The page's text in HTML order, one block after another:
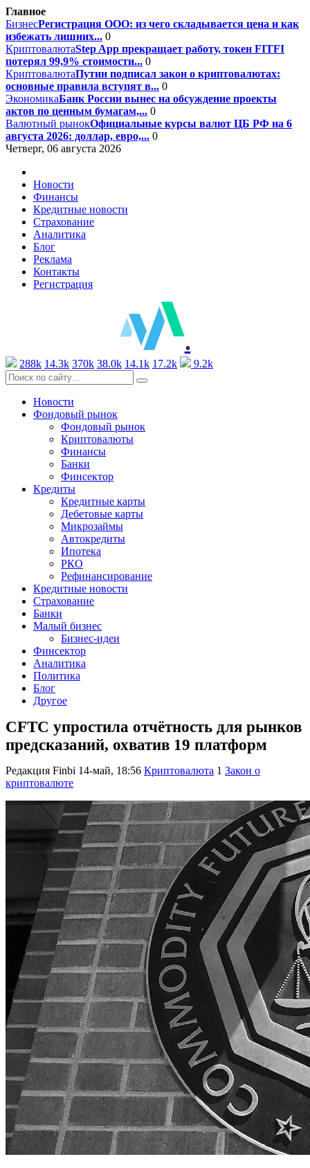
Главное
БизнесРегистрация ООО: из чего складывается цена и как
избежать лишних... 0
КриптовалютаStep App прекращает работу, токен FITFI
потерял 99,9% стоимости... 0
КриптовалютаПутин подписал закон о криптовалютах:
основные правила вступят в... 0
ЭкономикаБанк России вынес на обсуждение проекты
актов по ценным бумагам,... 0
Валютный рынокОфициальные курсы валют ЦБ РФ на 6
августа 2026: доллар, евро,... 0
Четверг, 06 августа 2026
Новости
Финансы
Кредитные новости
Страхование
Аналитика
Блог
Реклама
Контакты
Регистрация
.
288k 14.3k 370k 38.0k 14.1k 17.2k 9.2k
Новости
Фондовый рынок
Фондовый рынок
Криптовалюты
Финансы
Банки
Финсектор
Кредиты
Кредитные карты
Дебетовые карты
Микрозаймы
Автокредиты
Ипотека
РКО
Рефинансирование
Кредитные новости
Страхование
Банки
Малый бизнес
Бизнес-идеи
Финсектор
Аналитика
Политика
Блог
Другое
CFTC упростила отчётность для рынков
предсказаний, охватив 19 платформ
Редакция Finbi 14-май, 18:56 Криптовалюта 1 Закон о
криптовалюте